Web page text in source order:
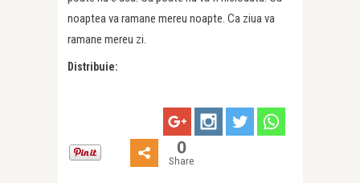
noaptea va ramane mereu noapte. Ca ziua va
ramane mereu zi.
Distribuie:
0
Share